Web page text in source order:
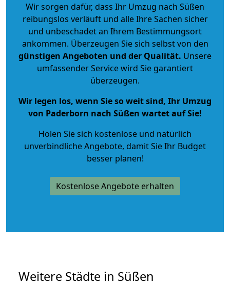
Wir sorgen dafür, dass Ihr Umzug nach Süßen
reibungslos verläuft und alle Ihre Sachen sicher
und unbeschadet an Ihrem Bestimmungsort
ankommen. Überzeugen Sie sich selbst von den
günstigen Angeboten und der Qualität. Unsere
umfassender Service wird Sie garantiert
überzeugen.
Wir legen los, wenn Sie so weit sind, Ihr Umzug
von Paderborn nach Süßen wartet auf Sie!
Holen Sie sich kostenlose und natürlich
unverbindliche Angebote, damit Sie Ihr Budget
besser planen!
Kostenlose Angebote erhalten
Weitere Städte in Süßen